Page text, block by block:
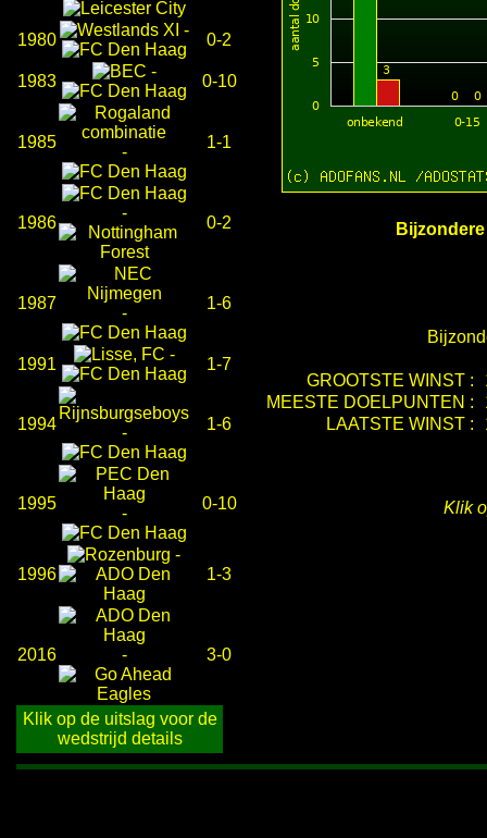
1980
-
0-2
1983
-
0-10
1985
-
1-1
1986
-
0-2
1987
-
1-6
1991
-
1-7
1994 - 1-6
1995
-
0-10
1996
-
1-3
2016 - 3-0
Klik op de uitslag voor de
wedstrijd details
GROOTSTE WINST :
MEESTE DOELPUNTEN :
LAATSTE WINST :
Klik